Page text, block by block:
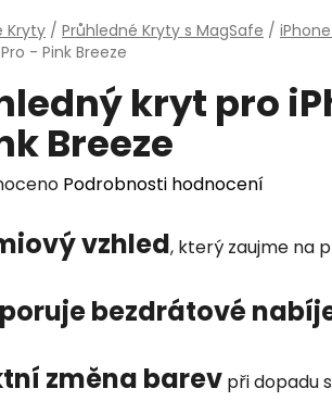
Kryty / Průhledné Kryty s MagSafe / iPhone
- Pink Breeze
kryt pro
Breeze
Podrobnosti hodnocení
vzhled, který zaujme na
bezdrátové
změna barev při dopadu